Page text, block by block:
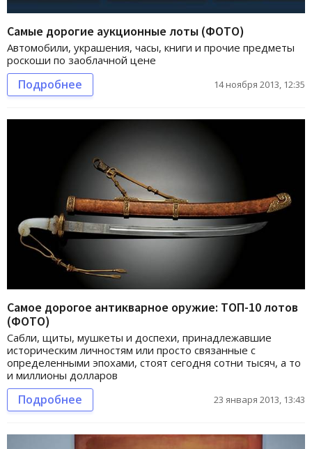
Самые дорогие аукционные лоты (ФОТО)
Автомобили, украшения, часы, книги и прочие предметы
роскоши по заоблачной цене
Подробнее 14 ноября 2013, 12:35
Самое дорогое антикварное оружие: ТОП-10 лотов
(ФОТО)
Сабли, щиты, мушкеты и доспехи, принадлежавшие
историческим личностям или просто связанные с
определенными эпохами, стоят сегодня сотни тысяч, а то
и миллионы долларов
Подробнее 23 января 2013, 13:43